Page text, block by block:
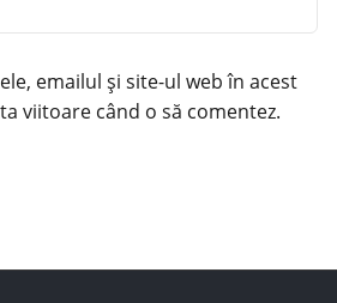
emailul și site-ul web în acest
viitoare când o să comentez.